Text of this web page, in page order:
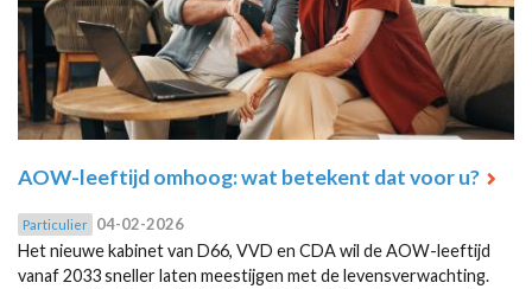
AOW-leeftijd omhoog: wat betekent dat voor u?
Particulier 04-02-2026
Het nieuwe kabinet van D66, VVD en CDA wil de AOW-leeftijd
vanaf 2033 sneller laten meestijgen met de levensverwachting.